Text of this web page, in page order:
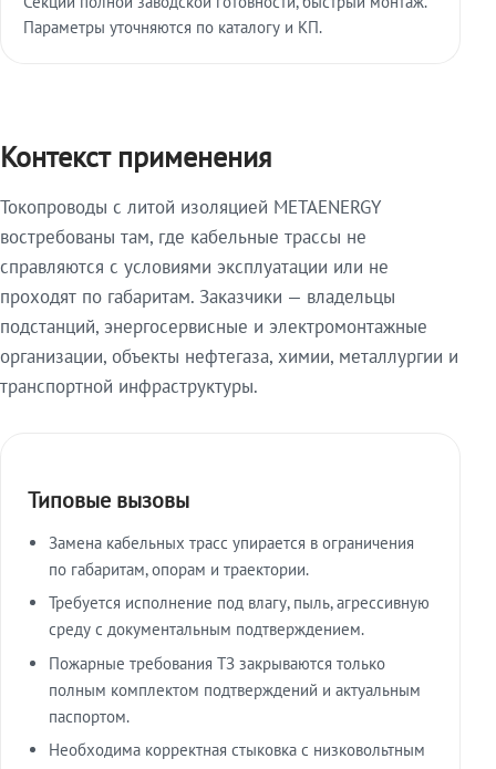
Параметры уточняются по каталогу и КП.
Контекст применения
Токопроводы с литой изоляцией METAENERGY
востребованы там, где кабельные трассы не
справляются с условиями эксплуатации или не
проходят по габаритам. Заказчики — владельцы
подстанций, энергосервисные и электромонтажные
организации, объекты нефтегаза, химии, металлургии и
транспортной инфраструктуры.
Типовые вызовы
Замена кабельных трасс упирается в ограничения
по габаритам, опорам и траектории.
Требуется исполнение под влагу, пыль, агрессивную
среду с документальным подтверждением.
Пожарные требования ТЗ закрываются только
полным комплектом подтверждений и актуальным
паспортом.
Необходима корректная стыковка с низковольтным